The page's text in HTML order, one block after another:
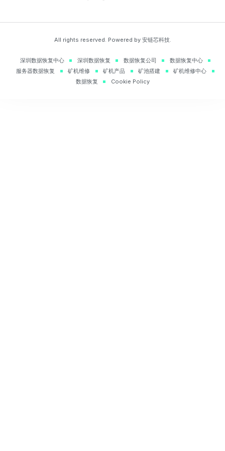
All rights reserved. Powered by 安链芯科技.
深圳数据恢复中心 深圳数据恢复 数据恢复公司
数据恢复中心
服务器数据恢复
矿机维修 矿机产品 矿池搭建
矿机维修中心
数据恢复
Cookie Policy